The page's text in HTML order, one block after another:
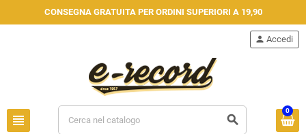
CONSEGNA GRATUITA PER ORDINI SUPERIORI A 19,90
view_headline search
person Accedi
0